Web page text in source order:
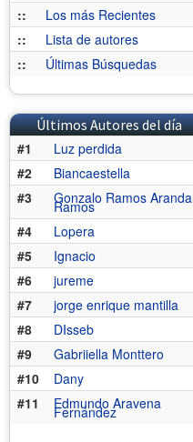
::
Los más Recientes
::
Lista de autores
::
Últimas Búsquedas
Últimos Autores del día
#1
Luz perdida
#2
Biancaestella
#3
Gonzalo Ramos Aranda
Ramos
#4
Lopera
#5
Ignacio
#6
jureme
#7
jorge enrique mantilla
#8
DIsseb
#9
Gabriiella Monttero
#10
Dany
#11
Edmundo Aravena
Fernández